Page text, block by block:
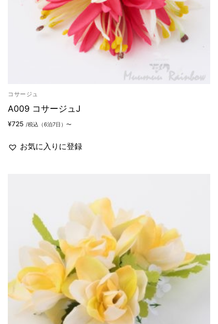
索:
コサージュ
A009 コサージュJ
¥725 /税込（6泊7日）〜
お気に入りに登録